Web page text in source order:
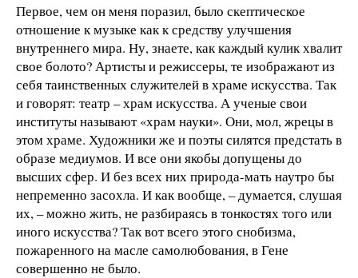
Первое, чем он меня поразил, было скептическое
отношение к музыке как к средству улучшения
внутреннего мира. Ну, знаете, как каждый кулик хвалит
свое болото? Артисты и режиссеры, те изображают из
себя таинственных служителей в храме искусства. Так
и говорят: театр – храм искусства. А ученые свои
институты называют «храм науки». Они, мол, жрецы в
этом храме. Художники же и поэты силятся предстать в
образе медиумов. И все они якобы допущены до
высших сфер. И без всех них природа-мать наутро бы
непременно засохла. И как вообще, – думается, слушая
их, – можно жить, не разбираясь в тонкостях того или
иного искусства? Так вот всего этого снобизма,
пожаренного на масле самолюбования, в Гене
совершенно не было.